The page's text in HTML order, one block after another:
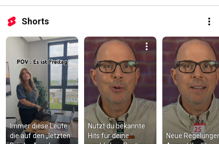
Shorts
Immer diese Leute
die auf den „letzten
Nutzt du bekannte
Hits für deine
Neue